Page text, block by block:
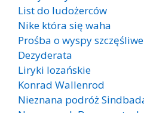
List do ludożerców
Nike która się waha
Prośba o wyspy szczęśliwe
Dezyderata
Liryki lozańskie
Konrad Wallenrod
Nieznana podróż